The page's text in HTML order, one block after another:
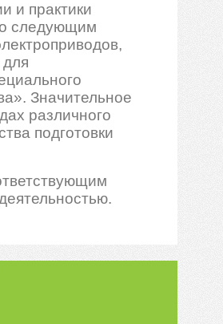
и практики
следующим
Значительное
различного
подготовки